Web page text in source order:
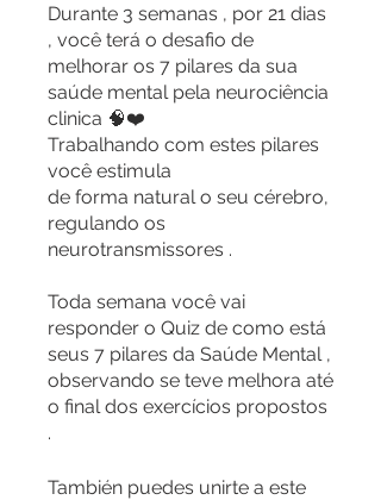
Durante 3 semanas , por 21 dias
, você terá o desafio de
melhorar os 7 pilares da sua
saúde mental pela neurociência
clinica 🧠❤️
Trabalhando com estes pilares
você estimula
de forma natural o seu cérebro,
regulando os
neurotransmissores .
Toda semana você vai
responder o Quiz de como está
seus 7 pilares da Saúde Mental ,
observando se teve melhora até
o final dos exercícios propostos
.
También puedes unirte a este